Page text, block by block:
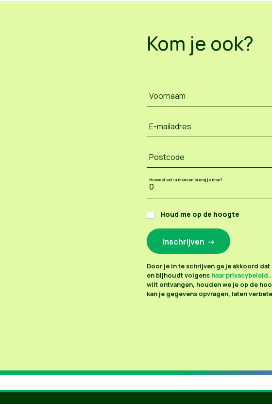
Kom je ook?
Voornaam
E-mailadres
Postcode
Hoeveel extra mensen breng je mee?
Houd me op de hoogte
Door je in te schrijven ga je akkoord
en bijhoudt volgens haar privacybeleid.
wilt ontvangen, houden we je op de
kan je gegevens opvragen, laten